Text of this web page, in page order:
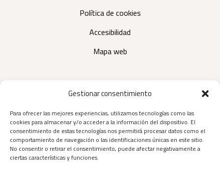
Gestionar consentimiento
Para ofrecer las mejores experiencias, utilizamos tecnologías como las
cookies para almacenar y/o acceder a la información del dispositivo. El
consentimiento de estas tecnologías nos permitirá procesar datos como el
comportamiento de navegación o las identificaciones únicas en este sitio.
No consentir o retirar el consentimiento, puede afectar negativamente a
ciertas características y funciones.
Política de cookies
Accesibilidad
Mapa web
Contactar
C/ Rector, 25 (bajo), C.P.: 03203 Elche (Alicante)
680 17 82 02
noeliaalonsopsicologaelche@gmail.com